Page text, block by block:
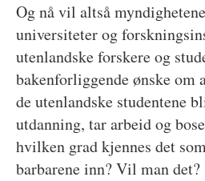
Og nå vil altså
universiteter og
utenlandske forskere og
bakenforliggende ønske om
de utenlandske studentene
utdanning, tar arbeid og
hvilken grad kjennes det
barbarene inn? Vil man det?